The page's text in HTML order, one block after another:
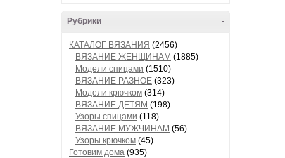
-
Рубрики
КАТАЛОГ ВЯЗАНИЯ (2456)
ВЯЗАНИЕ ЖЕНЩИНАМ (1885)
Модели спицами (1510)
ВЯЗАНИЕ РАЗНОЕ (323)
Модели крючком (314)
ВЯЗАНИЕ ДЕТЯМ (198)
Узоры спицами (118)
ВЯЗАНИЕ МУЖЧИНАМ (56)
Узоры крючком (45)
Готовим дома (935)